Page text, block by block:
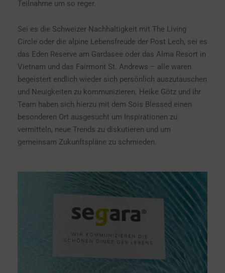
Teilnahme um so reger.
Sei es die Schweizer Nachhaltigkeit mit The Living
Circle oder die alpine Lebensfreude der Post Lech, sei es
das Eden Reserve am Gardasee oder das Alma Resort in
Vietnam und das Fairmont St. Andrews – alle waren
begeistert endlich wieder sich persönlich auszutauschen
und Neuigkeiten zu kommunizieren. Heike Götz und ihr
Team haben sich hierzu mit dem Sois Blessed einen
besonderen Ort ausgesucht um Inspirationen zu
vermitteln, neue Trends zu diskutieren und um
gemeinsam Zukunftspläne zu schmieden.